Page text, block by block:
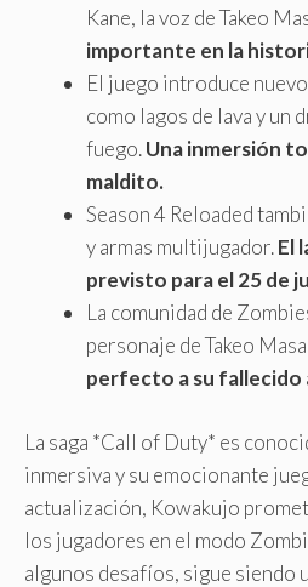
Kane, la voz de Takeo
importante en la
El juego introduce
como lagos de lava y un
fuego.Una inmersión
maldito.
Season 4 Reloaded
y armas multijugador.El
previsto para el 25 de
La comunidad de
personaje de Takeo
perfecto a su fallecido
La saga *Call of Duty* es
inmersiva y su emocionante
actualización, Kowakujo
los jugadores en el modo
algunos desafíos, sigue siendo